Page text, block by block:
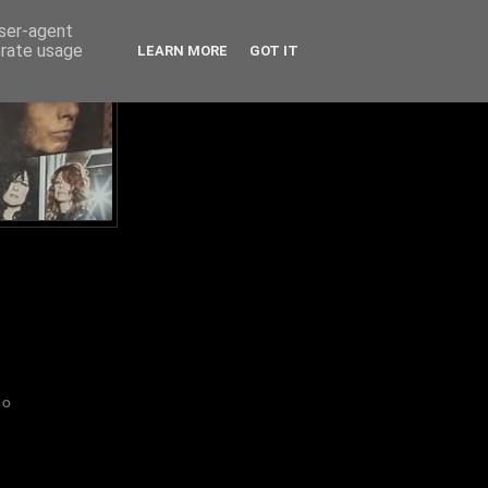
agent
usage
LEARN MORE GOT IT